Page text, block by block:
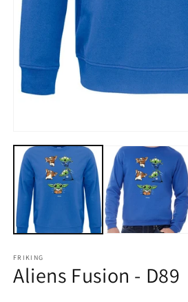
FRIKING
Aliens Fusion - D89